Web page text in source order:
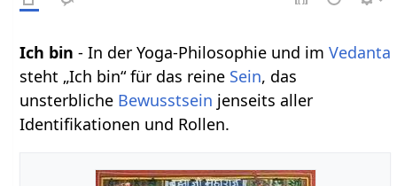
Ich bin - In der Yoga-Philosophie und imVedanta
steht „Ich bin“ für das reine Sein, das
unsterbliche Bewusstsein jenseits aller
Identifikationen und Rollen.